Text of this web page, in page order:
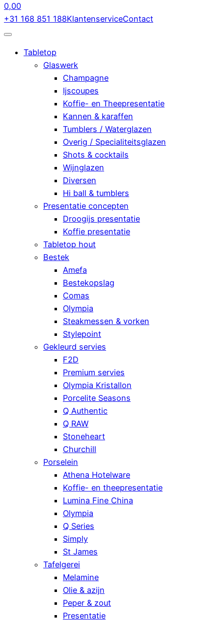
0,00
+31 168 851 188KlantenserviceContact
Tabletop
Glaswerk
Champagne
Ijscoupes
Koffie- en Theepresentatie
Kannen & karaffen
Tumblers / Waterglazen
Overig / Specialiteitsglazen
Shots & cocktails
Wijnglazen
Diversen
Hi ball & tumblers
Presentatie concepten
Droogijs presentatie
Koffie presentatie
Tabletop hout
Bestek
Amefa
Bestekopslag
Comas
Olympia
Steakmessen & vorken
Stylepoint
Gekleurd servies
F2D
Premium servies
Olympia Kristallon
Porcelite Seasons
Q Authentic
Q RAW
Stoneheart
Churchill
Porselein
Athena Hotelware
Koffie- en theepresentatie
Lumina Fine China
Olympia
Q Series
Simply
St James
Tafelgerei
Melamine
Olie & azijn
Peper & zout
Presentatie